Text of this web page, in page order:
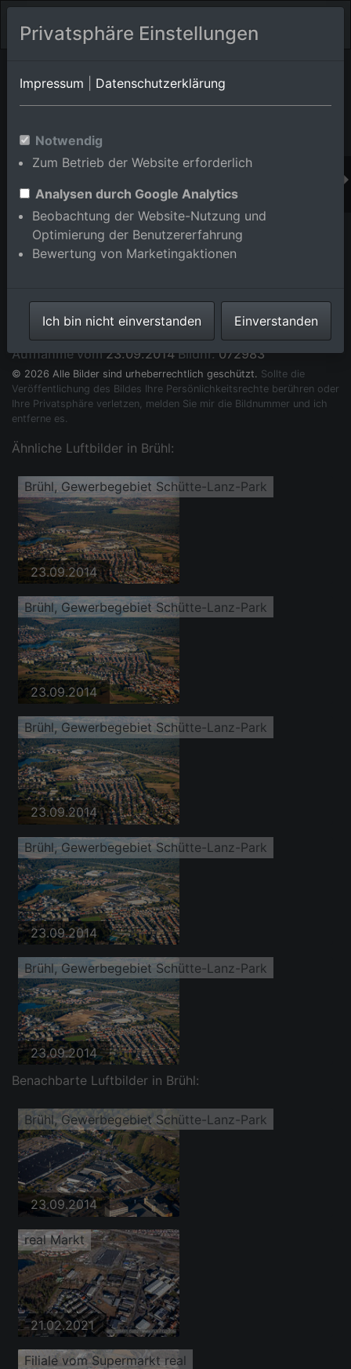
Orts-Album von Brühl in Baden-Württemberg,Deutschland
Brühl, Gewerbegebiet Schütte-Lanz-Park im
Bundesland Baden-Württemberg, Deutschland
Aufnahme vom23.09.2014Bildnr.072983
© 2026 Alle Bilder sind urheberrechtlich geschützt. Sollte die
Veröffentlichung des Bildes Ihre Persönlichkeitsrechte berühren oder
Ihre Privatsphäre verletzen, melden Sie mir die Bildnummer und ich
entferne es.
Ähnliche Luftbilder in Brühl:
Brühl, Gewerbegebiet Schütte-Lanz-Park
23.09.2014
Brühl, Gewerbegebiet Schütte-Lanz-Park
23.09.2014
Brühl, Gewerbegebiet Schütte-Lanz-Park
23.09.2014
Brühl, Gewerbegebiet Schütte-Lanz-Park
23.09.2014
Brühl, Gewerbegebiet Schütte-Lanz-Park
23.09.2014
Benachbarte Luftbilder in Brühl:
Brühl, Gewerbegebiet Schütte-Lanz-Park
23.09.2014
real Markt
21.02.2021
Filiale vom Supermarkt real
Privatsphäre Einstellungen
Impressum Datenschutzerklärung
Notwendig
Zum Betrieb der Website erforderlich
Analysen durch Google Analytics
Beobachtung der Website-Nutzung und
Optimierung der Benutzererfahrung
Bewertung von Marketingaktionen
Ich bin nicht einverstanden Einverstanden